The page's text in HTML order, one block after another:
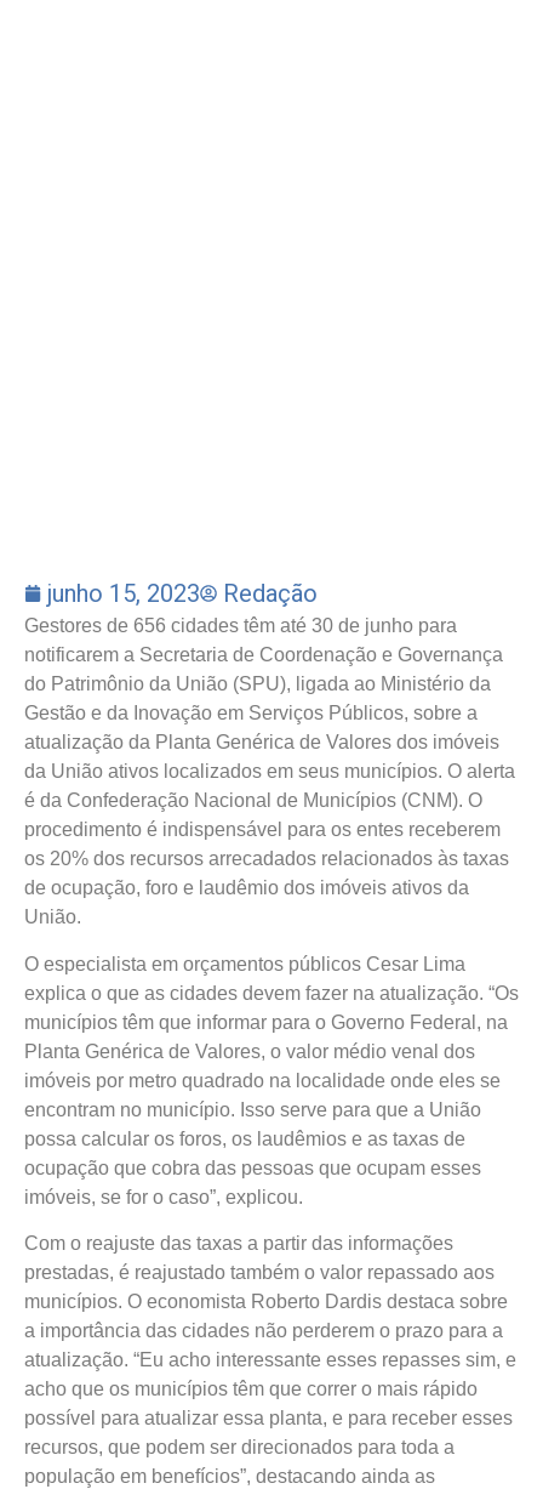
junho 15, 2023 Redação
Gestores de 656 cidades têm até 30 de junho para
notificarem a Secretaria de Coordenação e Governança
do Patrimônio da União (SPU), ligada ao Ministério da
Gestão e da Inovação em Serviços Públicos, sobre a
atualização da Planta Genérica de Valores dos imóveis
da União ativos localizados em seus municípios. O alerta
é da Confederação Nacional de Municípios (CNM). O
procedimento é indispensável para os entes receberem
os 20% dos recursos arrecadados relacionados às taxas
de ocupação, foro e laudêmio dos imóveis ativos da
União.
O especialista em orçamentos públicos Cesar Lima
explica o que as cidades devem fazer na atualização. “Os
municípios têm que informar para o Governo Federal, na
Planta Genérica de Valores, o valor médio venal dos
imóveis por metro quadrado na localidade onde eles se
encontram no município. Isso serve para que a União
possa calcular os foros, os laudêmios e as taxas de
ocupação que cobra das pessoas que ocupam esses
imóveis, se for o caso”, explicou.
Com o reajuste das taxas a partir das informações
prestadas, é reajustado também o valor repassado aos
municípios. O economista Roberto Dardis destaca sobre
a importância das cidades não perderem o prazo para a
atualização. “Eu acho interessante esses repasses sim, e
acho que os municípios têm que correr o mais rápido
possível para atualizar essa planta, e para receber esses
recursos, que podem ser direcionados para toda a
população em benefícios”, destacando ainda as